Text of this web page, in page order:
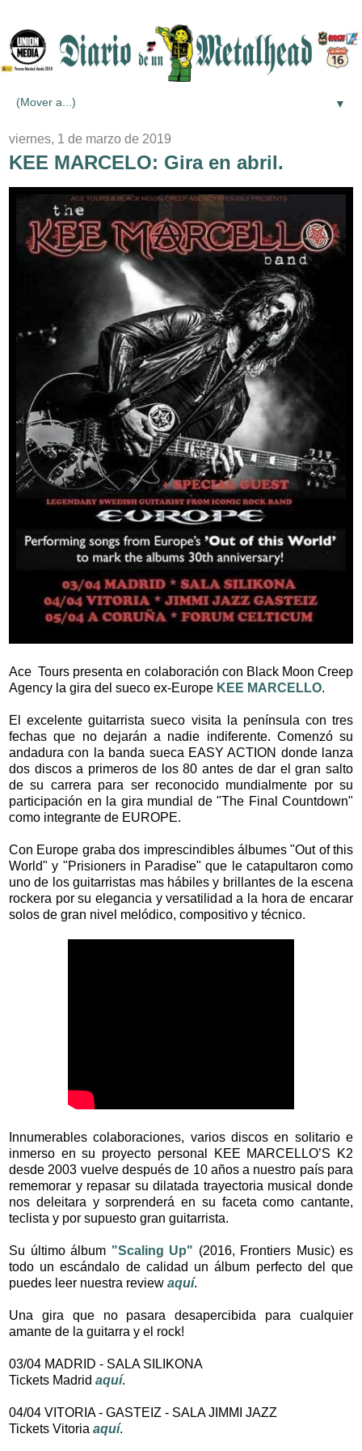
▼
viernes, 1 de marzo de 2019
KEE MARCELO: Gira en abril.
Ace Tours presenta en colaboración con Black Moon Creep
Agency la gira del sueco ex-Europe KEE MARCELLO.
El excelente guitarrista sueco visita la península con tres
fechas que no dejarán a nadie indiferente. Comenzó su
andadura con la banda sueca EASY ACTION donde lanza
dos discos a primeros de los 80 antes de dar el gran salto
de su carrera para ser reconocido mundialmente por su
participación en la gira mundial de "The Final Countdown"
como integrante de EUROPE.
Con Europe graba dos imprescindibles álbumes "Out of this
World" y "Prisioners in Paradise" que le catapultaron como
uno de los guitarristas mas hábiles y brillantes de la escena
rockera por su elegancia y versatilidad a la hora de encarar
solos de gran nivel melódico, compositivo y técnico.
Innumerables colaboraciones, varios discos en solitario e
inmerso en su proyecto personal KEE MARCELLO’S K2
desde 2003 vuelve después de 10 años a nuestro país para
rememorar y repasar su dilatada trayectoria musical donde
nos deleitara y sorprenderá en su faceta como cantante,
teclista y por supuesto gran guitarrista.
Su último álbum "Scaling Up" (2016, Frontiers Music) es
todo un escándalo de calidad un álbum perfecto del que
puedes leer nuestra review aquí.
Una gira que no pasara desapercibida para cualquier
amante de la guitarra y el rock!
03/04 MADRID - SALA SILIKONA
Tickets Madrid aquí.
04/04 VITORIA - GASTEIZ - SALA JIMMI JAZZ
Tickets Vitoria aquí.